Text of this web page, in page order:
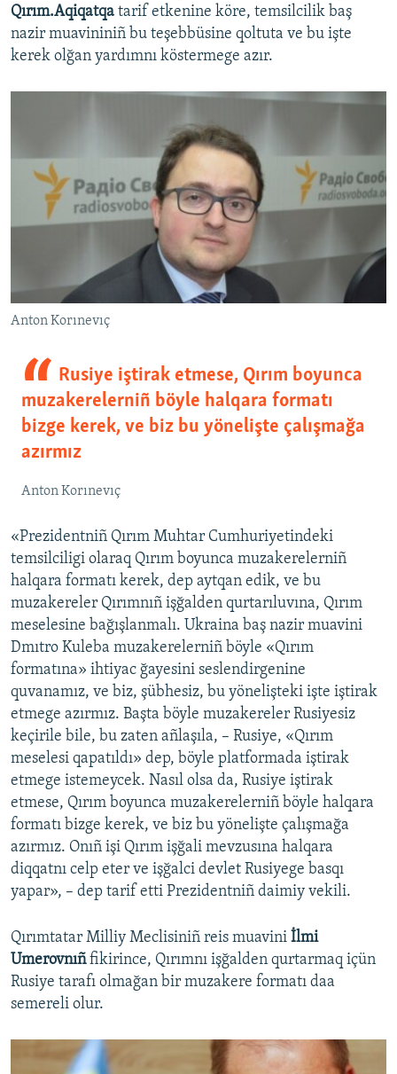
Qırım.Aqiqatqa tarif etkenine köre, temsilcilik baş
nazir muavininiñ bu teşebbüsine qoltuta ve bu işte
kerek olğan yardımnı köstermege azır.
Anton Korınevıç
Rusiye iştirak etmese, Qırım boyunca
muzakerelerniñ böyle halqara formatı
bizge kerek, ve biz bu yönelişte çalışmağa
azırmız
Anton Korınevıç
«Prezidentniñ Qırım Muhtar Cumhuriyetindeki
temsilciligi olaraq Qırım boyunca muzakerelerniñ
halqara formatı kerek, dep aytqan edik, ve bu
muzakereler Qırımnıñ işğalden qurtarıluvına, Qırım
meselesine bağışlanmalı. Ukraina baş nazir muavini
Dmıtro Kuleba muzakerelerniñ böyle «Qırım
formatına» ihtiyac ğayesini seslendirgenine
quvanamız, ve biz, şübhesiz, bu yönelişteki işte iştirak
etmege azırmız. Başta böyle muzakereler Rusiyesiz
keçirile bile, bu zaten añlaşıla, – Rusiye, «Qırım
meselesi qapatıldı» dep, böyle platformada iştirak
etmege istemeycek. Nasıl olsa da, Rusiye iştirak
etmese, Qırım boyunca muzakerelerniñ böyle halqara
formatı bizge kerek, ve biz bu yönelişte çalışmağa
azırmız. Onıñ işi Qırım işğali mevzusına halqara
diqqatnı celp eter ve işğalci devlet Rusiyege basqı
yapar», – dep tarif etti Prezidentniñ daimiy vekili.
Qırımtatar Milliy Meclisiniñ reis muavini İlmi
Umerovnıñfikirince, Qırımnı işğalden qurtarmaq içün
Rusiye tarafı olmağan bir muzakere formatı daa
semereli olur.